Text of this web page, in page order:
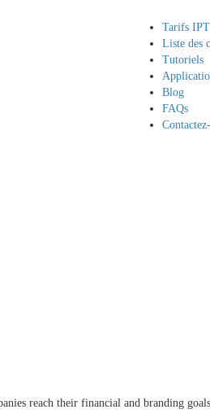
Tarifs
Liste des
Tutoriels
Blog
FAQs
reach their financial and branding